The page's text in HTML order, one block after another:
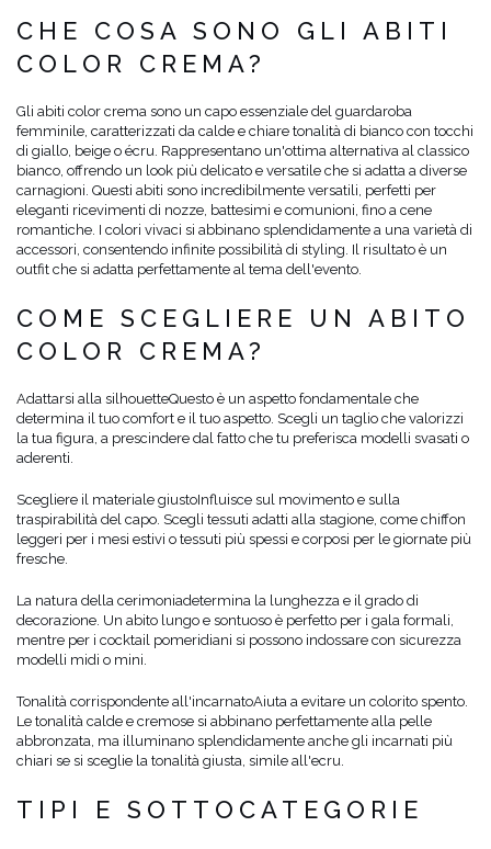
CHE COSA SONO GLI ABITI
COLOR CREMA?
Gli abiti color crema sono un capo essenziale del guardaroba
femminile, caratterizzati da calde e chiare tonalità di bianco con tocchi
di giallo, beige o écru. Rappresentano un'ottima alternativa al classico
bianco, offrendo un look più delicato e versatile che si adatta a diverse
carnagioni. Questi abiti sono incredibilmente versatili, perfetti per
eleganti ricevimenti di nozze, battesimi e comunioni, fino a cene
romantiche. I colori vivaci si abbinano splendidamente a una varietà di
accessori, consentendo infinite possibilità di styling. Il risultato è un
outfit che si adatta perfettamente al tema dell'evento.
COME SCEGLIERE UN ABITO
COLOR CREMA?
Adattarsi alla silhouetteQuesto è un aspetto fondamentale che
determina il tuo comfort e il tuo aspetto. Scegli un taglio che valorizzi
la tua figura, a prescindere dal fatto che tu preferisca modelli svasati o
aderenti.
Scegliere il materiale giustoInfluisce sul movimento e sulla
traspirabilità del capo. Scegli tessuti adatti alla stagione, come chiffon
leggeri per i mesi estivi o tessuti più spessi e corposi per le giornate più
fresche.
La natura della cerimoniadetermina la lunghezza e il grado di
decorazione. Un abito lungo e sontuoso è perfetto per i gala formali,
mentre per i cocktail pomeridiani si possono indossare con sicurezza
modelli midi o mini.
Tonalità corrispondente all'incarnatoAiuta a evitare un colorito spento.
Le tonalità calde e cremose si abbinano perfettamente alla pelle
abbronzata, ma illuminano splendidamente anche gli incarnati più
chiari se si sceglie la tonalità giusta, simile all'ecru.
TIPI E SOTTOCATEGORIE